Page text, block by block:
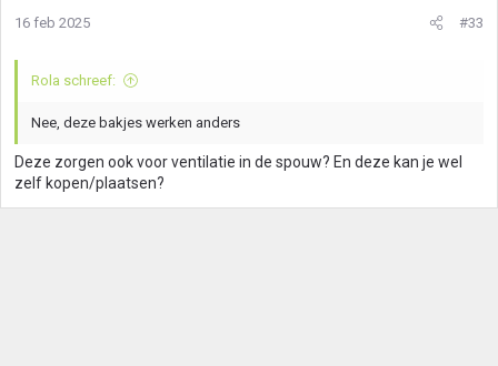
16 feb 2025 #33
Rola schreef:
Nee, deze bakjes werken anders
Deze zorgen ook voor ventilatie in de spouw? En deze kan je wel
zelf kopen/plaatsen?